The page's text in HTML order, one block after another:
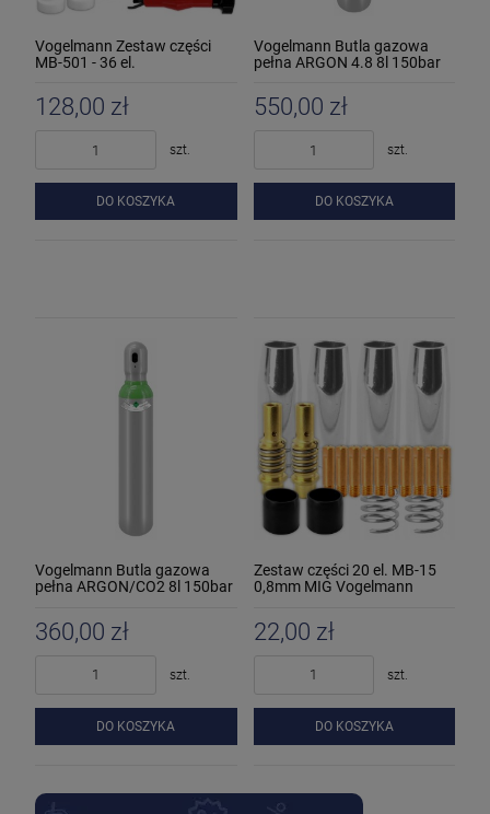
Vogelmann Zestaw części
MB-501 - 36 el.
128,00 zł
szt.
DO KOSZYKA
Vogelmann Butla gazowa
pełna ARGON 4.8 8l 150bar
550,00 zł
szt.
DO KOSZYKA
Vogelmann Butla gazowa
pełna ARGON/CO2 8l 150bar
360,00 zł
szt.
DO KOSZYKA
Zestaw części 20 el. MB-15
0,8mm MIG Vogelmann
22,00 zł
szt.
DO KOSZYKA